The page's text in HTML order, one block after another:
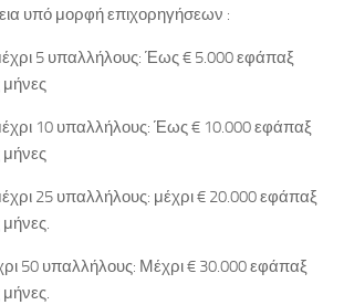
υπό μορφή επιχορηγήσεων :
μέχρι 5 υπαλλήλους: Έως € 5.000 εφάπαξ
μήνες
μέχρι 10 υπαλλήλους: Έως € 10.000 εφάπαξ
μήνες
25 υπαλλήλους: μέχρι € 20.000 εφάπαξ
50 υπαλλήλους: Μέχρι € 30.000 εφάπαξ